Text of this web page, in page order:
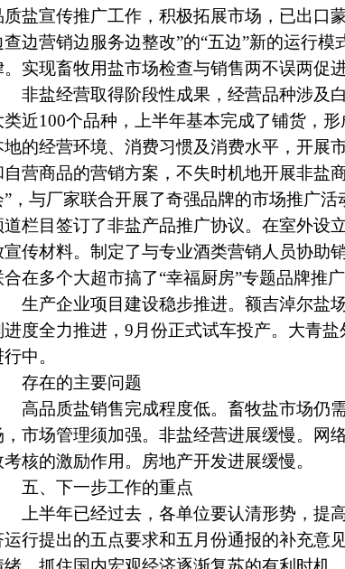
质盐宣传推广工作，积极拓展市场，已出口
查边营销边服务边整改”的“五边”新的运行
。实现畜牧用盐市场检查与销售两不误两促进
非盐经营取得阶段性成果，经营品种涉及
类近100个品种，上半年基本完成了铺货，
地的经营环境、消费习惯及消费水平，开展
自营商品的营销方案，不失时机地开展非盐
”，与厂家联合开展了奇强品牌的市场推广活
道栏目签订了非盐产品推广协议。在室外设
宣传材料。制定了与专业酒类营销人员协助
合在多个大超市搞了“幸福厨房”专题品牌推
生产企业项目建设稳步推进。额吉淖尔盐
进度全力推进，9 月份正式试车投产。大青
中。
存在的主要问题
高品质盐销售完成程度低。畜牧盐市场仍
，市场管理须加强。非盐经营进展缓慢。网
考核的激励作用。房地产开发进展缓慢。
五、下一步工作的重点
上半年已经过去，各单位要认清形势，提
运行提出的五点要求和五月份通报的补充意